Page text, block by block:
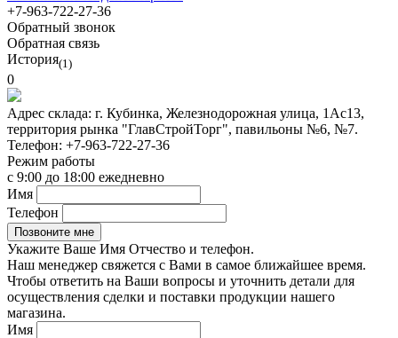
+7-963-722-27-36
Обратный звонок
Обратная связь
История(1)
0
Адрес склада: г. Кубинка, Железнодорожная улица, 1Ас13,
территория рынка "ГлавСтройТорг", павильоны №6, №7.
Телефон: +7-963-722-27-36
Режим работы
с 9:00 до 18:00 ежедневно
Имя
Телефон
Укажите Ваше Имя Отчество и телефон.
Наш менеджер свяжется с Вами в самое ближайшее время.
Чтобы ответить на Ваши вопросы и уточнить детали для
осуществления сделки и поставки продукции нашего
магазина.
Имя